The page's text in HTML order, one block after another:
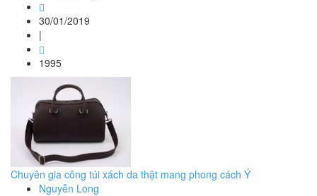
30/01/2019
|
1995
Chuyên gia công túi xách da thật mang phong cách Ý
Nguyễn Long